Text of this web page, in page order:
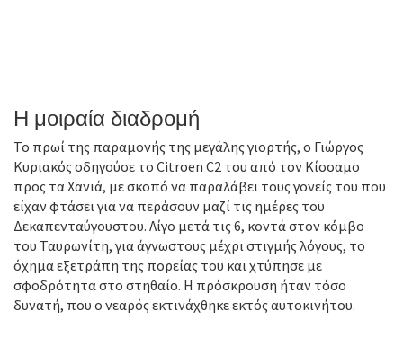
Η μοιραία διαδρομή
Το πρωί της παραμονής της μεγάλης γιορτής, ο Γιώργος
Κυριακός οδηγούσε το Citroen C2 του από τον Κίσσαμο
προς τα Χανιά, με σκοπό να παραλάβει τους γονείς του που
είχαν φτάσει για να περάσουν μαζί τις ημέρες του
Δεκαπενταύγουστου. Λίγο μετά τις 6, κοντά στον κόμβο
του Ταυρωνίτη, για άγνωστους μέχρι στιγμής λόγους, το
όχημα εξετράπη της πορείας του και χτύπησε με
σφοδρότητα στο στηθαίο. Η πρόσκρουση ήταν τόσο
δυνατή, που ο νεαρός εκτινάχθηκε εκτός αυτοκινήτου.